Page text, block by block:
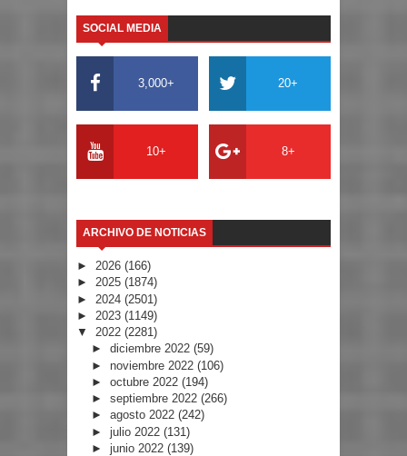
SOCIAL MEDIA
3,000+ 20+
10+ 8+
ARCHIVO DE NOTICIAS
► 2026 (166)
► 2025 (1874)
► 2024 (2501)
► 2023 (1149)
▼ 2022 (2281)
► diciembre 2022 (59)
► noviembre 2022 (106)
► octubre 2022 (194)
► septiembre 2022 (266)
► agosto 2022 (242)
► julio 2022 (131)
► junio 2022 (139)